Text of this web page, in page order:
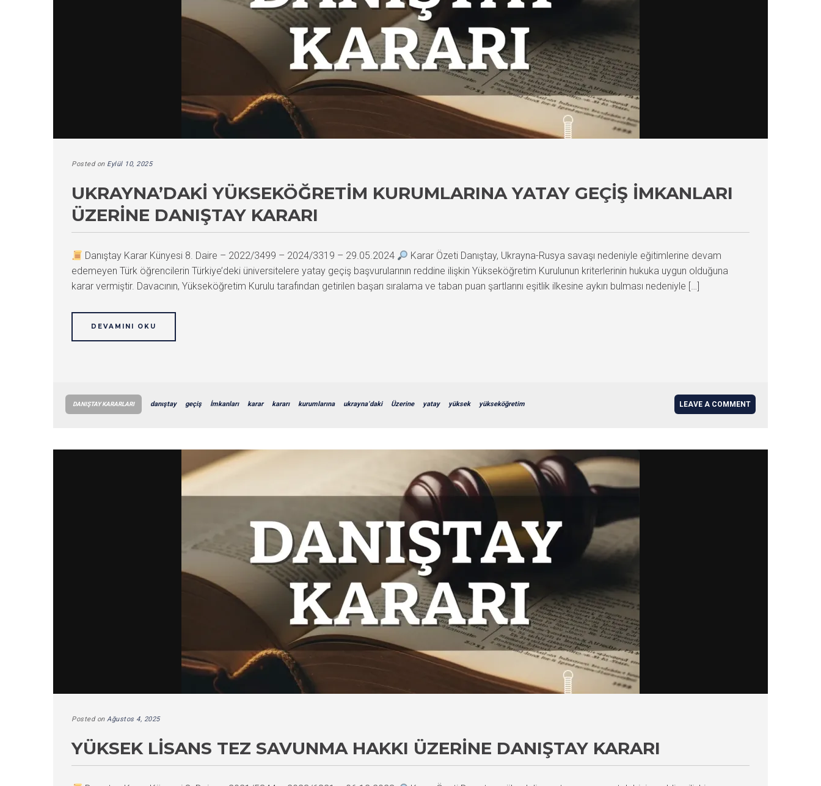
Posted on Eylül 10, 2025
UKRAYNA’DAKI YÜKSEKÖĞRETIM KURUMLARINA YATAY GEÇIŞ İMKANLARI
ÜZERINE DANIŞTAY KARARI
Danıştay Karar Künyesi 8. Daire – 2022/3499 – 2024/3319 – 29.05.2024
Karar Özeti Danıştay, Ukrayna-Rusya savaşı nedeniyle eğitimlerine devam
edemeyen Türk öğrencilerin Türkiye’deki üniversitelere yatay geçiş başvurularının reddine ilişkin Yükseköğretim Kurulunun kriterlerinin hukuka uygun olduğuna
karar vermiştir. Davacının, Yükseköğretim Kurulu tarafından getirilen başarı sıralama ve taban puan şartlarını eşitlik ilkesine aykırı bulması nedeniyle […]
DEVAMINI OKU
DANIŞTAY KARARLARI danıştay geçiş İmkanları karar kararı kurumlarına ukrayna’daki Üzerine yatay yüksek yükseköğretim LEAVE A COMMENT
Posted on Ağustos 4, 2025
YÜKSEK LISANS TEZ SAVUNMA HAKKI ÜZERINE DANIŞTAY KARARI